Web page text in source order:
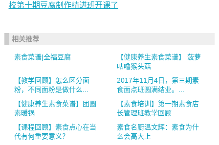
校第十期豆腐制作精进班开课了
相关推荐
素食菜谱|全福豆腐
【健康养生素食菜谱】 菠萝
咕噜猴头菇
【教学回顾】怎么区分面
粉，不同面粉是做什么...
2017年11月4日，第三期素
食面点班圆满结业。...
【健康养生素食菜谱】团圆
素暖锅
【素食培训】第一期素食店
长管理班教学回顾
【课程回顾】素食点心在当
代有何重要意义？
素食名厨温文辉：素食为什
么会高大上